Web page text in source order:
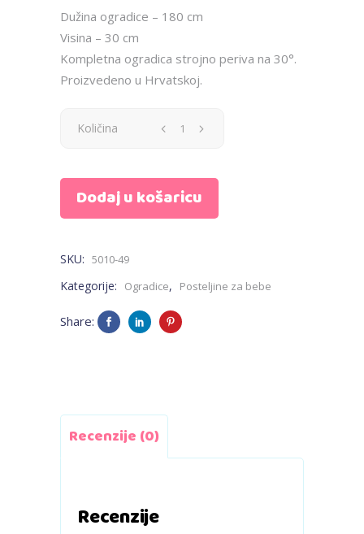
Dužina ogradice – 180 cm
Visina – 30 cm
Kompletna ogradica strojno periva na 30°.
Proizvedeno u Hrvatskoj.
Ogradica
Mickey
Količina
Dodaj u košaricu
SKU: 5010-49
Kategorije: Ogradice, Posteljine za bebe
Share:
Recenzije (0)
Recenzije